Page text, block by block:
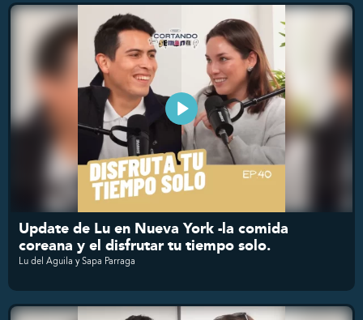
Update de Lu en Nueva York -la comida
coreana y el disfrutar tu tiempo solo.
Lu del Aguila y Sapa Parraga